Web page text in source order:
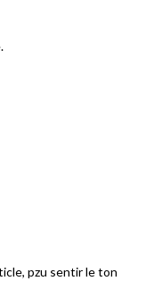
pzu sentir le ton